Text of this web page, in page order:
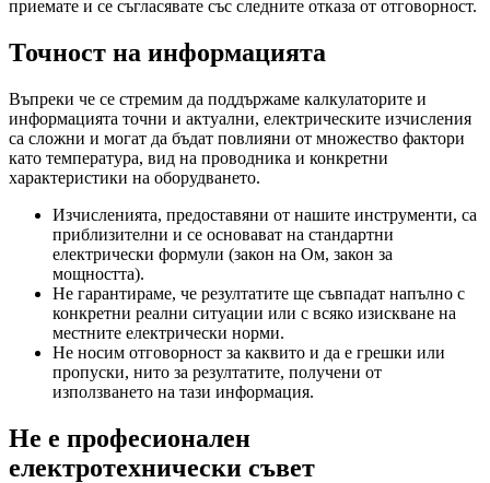
приемате и се съгласявате със следните отказа от отговорност.
Точност на информацията
Въпреки че се стремим да поддържаме калкулаторите и
информацията точни и актуални, електрическите изчисления
са сложни и могат да бъдат повлияни от множество фактори
като температура, вид на проводника и конкретни
характеристики на оборудването.
Изчисленията, предоставяни от нашите инструменти, са
приблизителни и се основават на стандартни
електрически формули (закон на Ом, закон за
мощността).
Не гарантираме, че резултатите ще съвпадат напълно с
конкретни реални ситуации или с всяко изискване на
местните електрически норми.
Не носим отговорност за каквито и да е грешки или
пропуски, нито за резултатите, получени от
използването на тази информация.
Не е професионален
електротехнически съвет